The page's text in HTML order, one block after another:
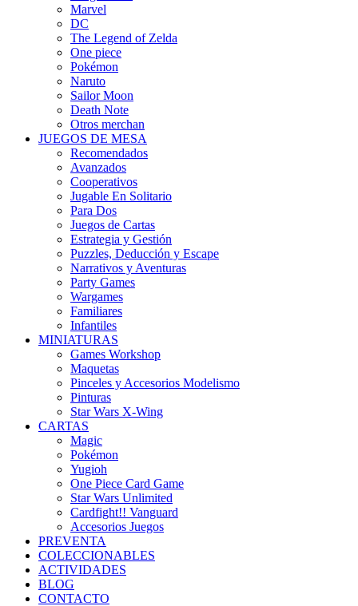
Marvel
DC
The Legend of Zelda
One piece
Pokémon
Naruto
Sailor Moon
Death Note
Otros merchan
JUEGOS DE MESA
Recomendados
Avanzados
Cooperativos
Jugable En Solitario
Para Dos
Juegos de Cartas
Estrategia y Gestión
Puzzles, Deducción y Escape
Narrativos y Aventuras
Party Games
Wargames
Familiares
Infantiles
MINIATURAS
Games Workshop
Maquetas
Pinceles y Accesorios Modelismo
Pinturas
Star Wars X-Wing
CARTAS
Magic
Pokémon
Yugioh
One Piece Card Game
Star Wars Unlimited
Cardfight!! Vanguard
Accesorios Juegos
PREVENTA
COLECCIONABLES
ACTIVIDADES
BLOG
CONTACTO